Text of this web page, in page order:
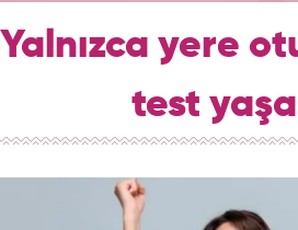
Yalnızca yere
test